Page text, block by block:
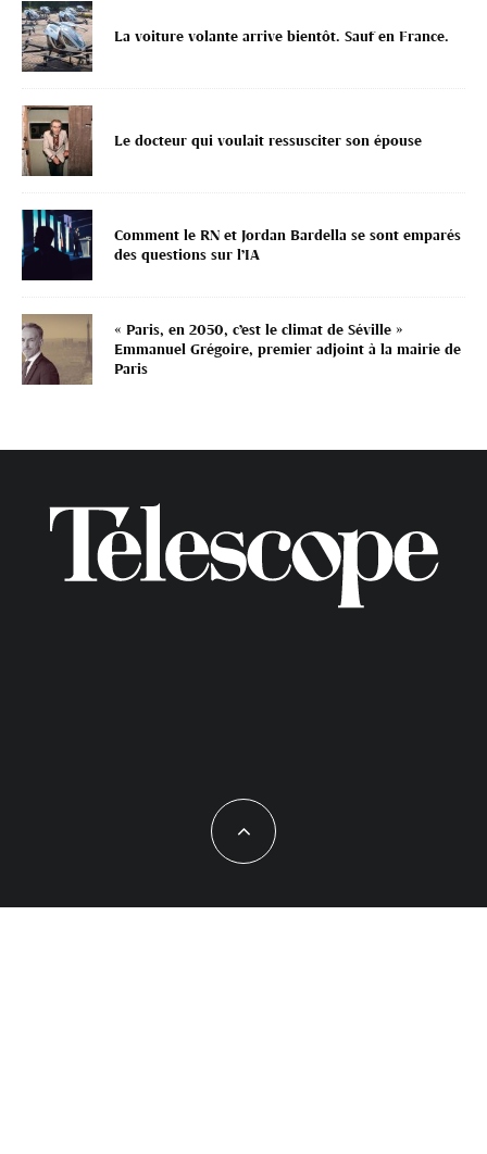
La voiture volante arrive bientôt. Sauf en France.
Le docteur qui voulait ressusciter son épouse
Comment le RN et Jordan Bardella se sont emparés
des questions sur l’IA
« Paris, en 2050, c’est le climat de Séville »
Emmanuel Grégoire, premier adjoint à la mairie de
Paris